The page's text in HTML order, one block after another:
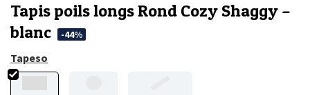
Tapis poils longs Rond Cozy Shaggy –
blanc
-44%
Tapeso